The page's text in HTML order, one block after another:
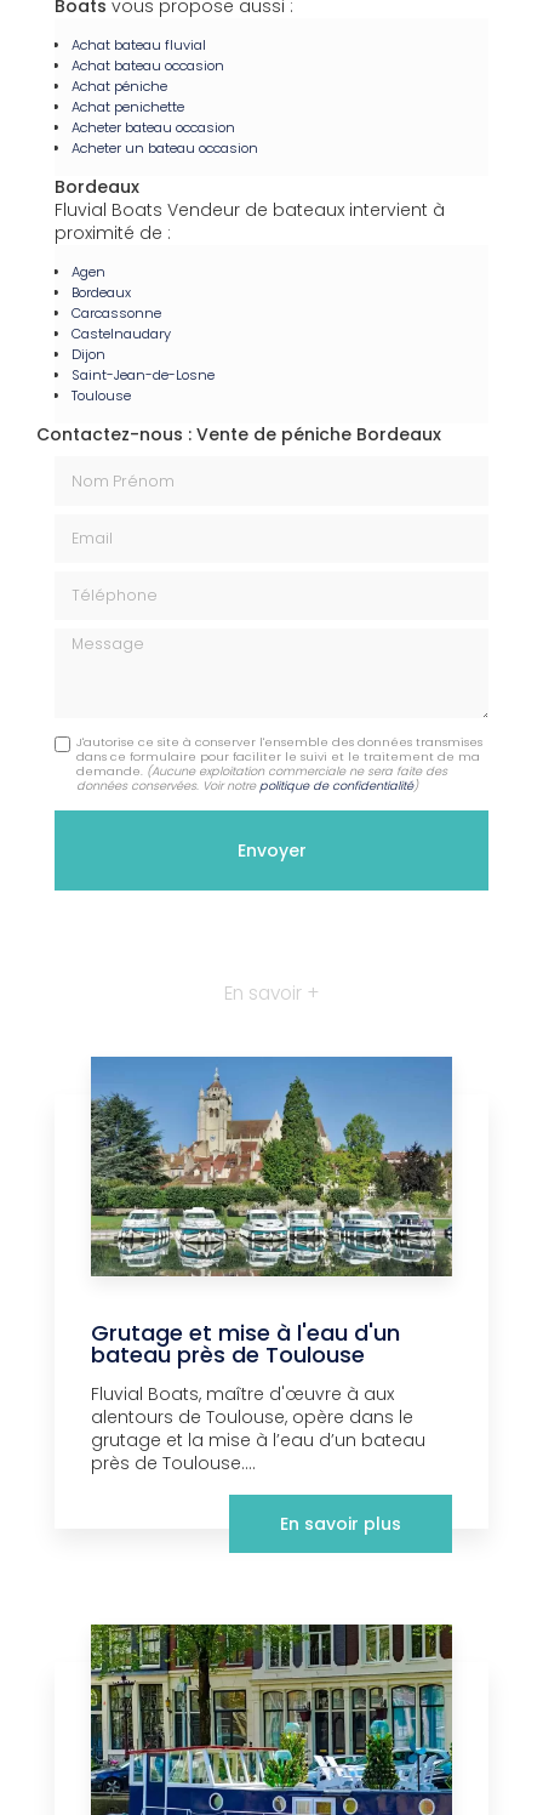
Boats vous propose aussi :
Achat bateau fluvial
Achat bateau occasion
Achat péniche
Achat penichette
Acheter bateau occasion
Acheter un bateau occasion
Bordeaux
Fluvial Boats Vendeur de bateaux intervient à
proximité de :
Agen
Bordeaux
Carcassonne
Castelnaudary
Dijon
Saint-Jean-de-Losne
Toulouse
Contactez-nous : Vente de péniche Bordeaux
Message
J'autorise ce site à conserver l'ensemble des données transmises
dans ce formulaire pour faciliter le suivi et le traitement de ma
demande. (Aucune exploitation commerciale ne sera faite des
données conservées. Voir notrepolitique de confidentialité)
En savoir +
Grutage et mise à l'eau d'un
bateau près de Toulouse
Fluvial Boats, maître d'œuvre à aux
alentours de Toulouse, opère dans le
grutage et la mise à l’eau d’un bateau
près de Toulouse....
En savoir plus